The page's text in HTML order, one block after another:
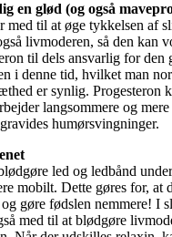
en glød (og også
med til at øge tykkelsen af
livmoderen, så den kan
til dels ansvarlig for den
i denne tid, hvilket man
er synlig. Progesteron
langsommere og
humørsvingninger.
led og ledbånd
mobilt. Dette gøres for, at
gøre fødslen nemmere! I
med til at blødgøre